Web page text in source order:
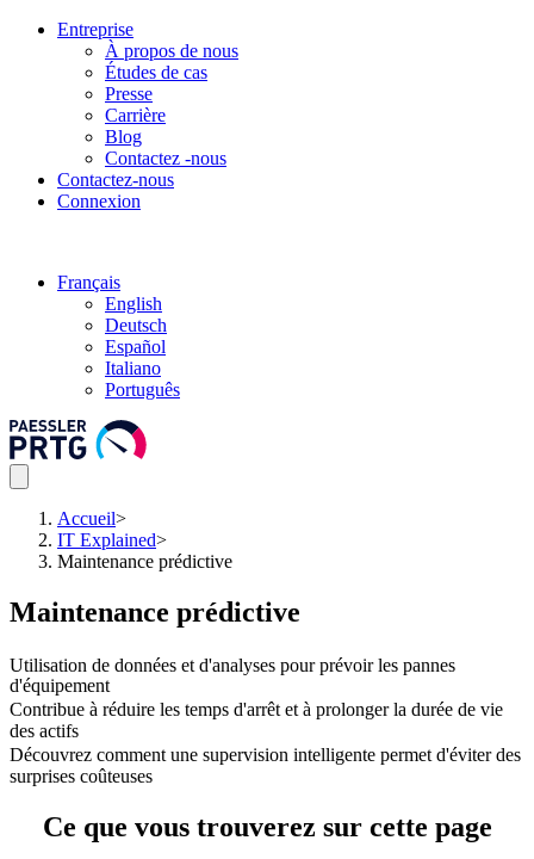
Entreprise
À propos de nous
Études de cas
Presse
Carrière
Blog
Contactez -nous
Contactez-nous
Connexion
Français
English
Deutsch
Español
Italiano
Português
Accueil>
IT Explained>
Maintenance prédictive
Maintenance prédictive
Utilisation de données et d'analyses pour prévoir les pannes
d'équipement
Contribue à réduire les temps d'arrêt et à prolonger la durée de vie
des actifs
Découvrez comment une supervision intelligente permet d'éviter des
surprises coûteuses
Ce que vous trouverez sur cette page